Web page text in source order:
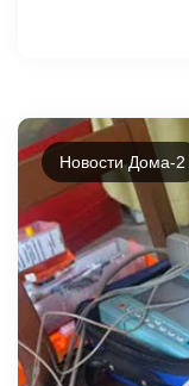
Новости Дома-2